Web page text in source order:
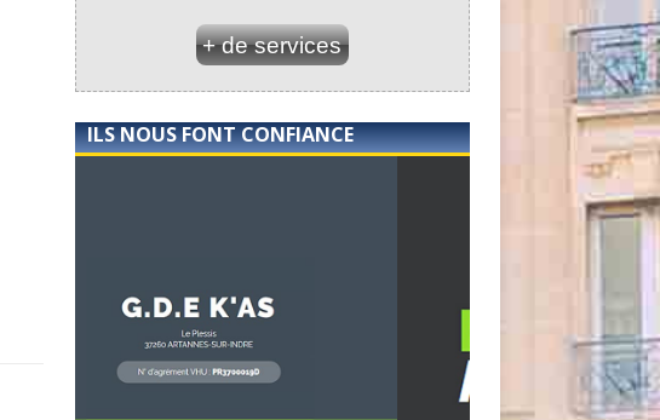
+ de services
ILS NOUS FONT CONFIANCE